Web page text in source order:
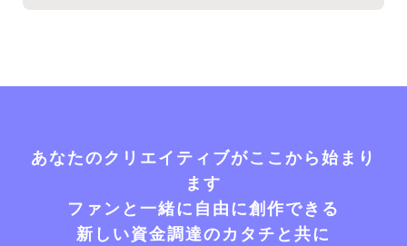
あなたのクリエイティブがここから始まり
ます
ファンと一緒に自由に創作できる
新しい資金調達のカタチと共に